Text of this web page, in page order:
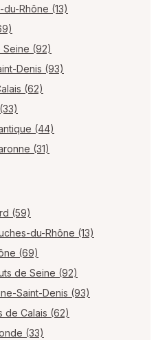
Rhône (13)
Seine (92)
Denis (93)
(62)
(44)
(31)
(59)
du-Rhône (13)
(69)
de Seine (92)
Saint-Denis (93)
de Calais (62)
(33)